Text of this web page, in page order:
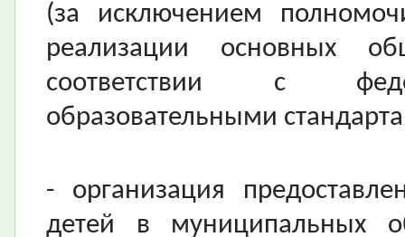
(за исключением
реализации основных
соответствии с
образовательными
- организация
детей в муниципальных